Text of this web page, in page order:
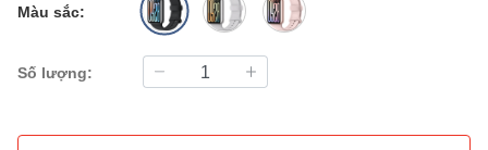
Màu sắc:
Số lượng: